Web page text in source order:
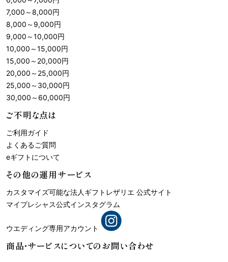
7,000 ～8,000円
8,000 ～ 9,000円
9,000 ～10,000円
10,000 ～15,000円
15,000 ～ 20,000円
20,000 ～ 25,000円
25,000 ～ 30,000円
30,000 ～ 60,000円
ご不明な点は
ご利用ガイド
よくあるご質問
eギフトについて
その他の運用サービス
カスタマイズ可能な法人ギフト レザリエ 公式サイト
マイプレシャス公式インスタグラム
ウエディング専用アカウント
商品・サービスについての お問い合わせ